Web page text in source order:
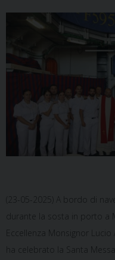
(23-05-2025) A bordo di
durante la sosta in porto a
Eccellenza Monsignor Lucio
ha celebrato la Santa